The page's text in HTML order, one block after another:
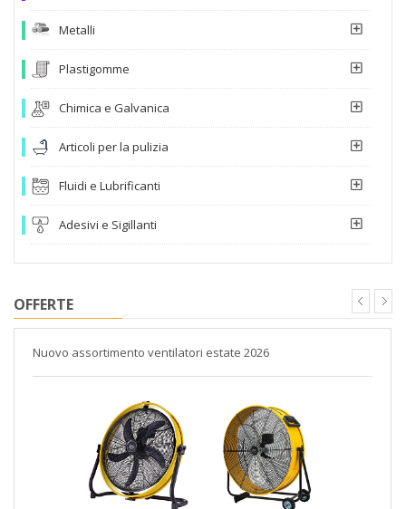
Metalli
Plastigomme
Chimica e Galvanica
Articoli per la pulizia
Fluidi e Lubrificanti
Adesivi e Sigillanti
OFFERTE
Nuovo assortimento ventilatori estate 2026